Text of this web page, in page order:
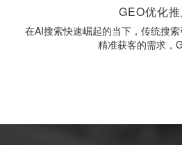
GEO优化
在AI搜索快速崛起的当下，传统搜
精准获客的需求，